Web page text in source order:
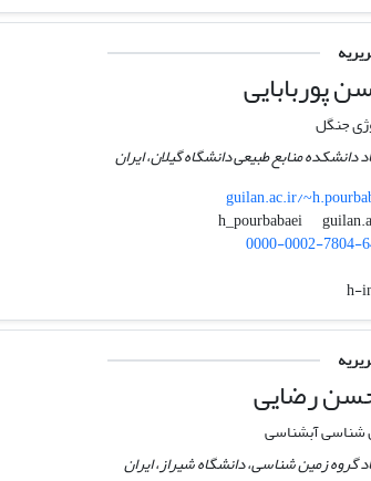
پوربابایی
جنگل
دانشکده منابع طبیعی دانشگاه گیلان، ایران
guilan.ac.ir/
0000-0002-7804-
h-
رضایی
شناسی آبشناسی
گروه زمین شناسی، دانشگاه شیراز، ایران